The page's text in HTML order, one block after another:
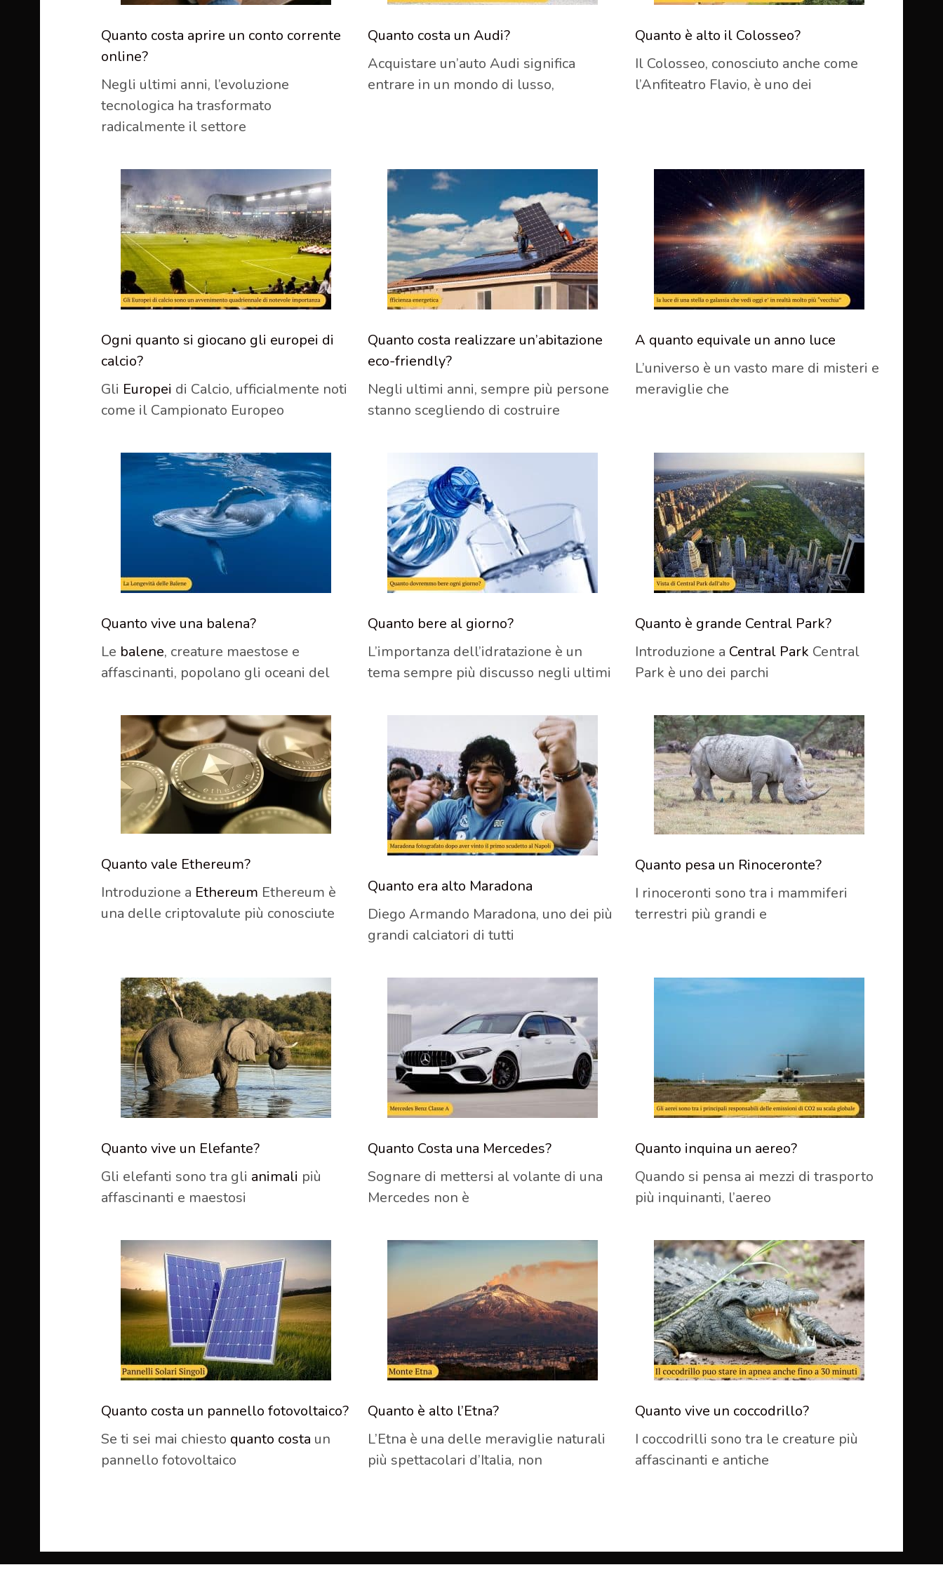
Quanto costa aprire un conto corrente
online?
Negli ultimi anni, l’evoluzione
tecnologica ha trasformato
radicalmente il settore
Quanto costa un Audi?
Acquistare un’auto Audi significa
entrare in un mondo di lusso,
Quanto è alto il Colosseo?
Il Colosseo, conosciuto anche come
l’Anfiteatro Flavio, è uno dei
Ogni quanto si giocano gli europei di
calcio?
Gli Europei di Calcio, ufficialmente noti
come il Campionato Europeo
Quanto costa realizzare un’abitazione
eco-friendly?
Negli ultimi anni, sempre più persone
stanno scegliendo di costruire
A quanto equivale un anno luce
L’universo è un vasto mare di misteri e
meraviglie che
Quanto vive una balena?
Le balene, creature maestose e
affascinanti, popolano gli oceani del
Quanto bere al giorno?
L’importanza dell’idratazione è un
tema sempre più discusso negli ultimi
Quanto è grande Central Park?
Introduzione a Central Park Central
Park è uno dei parchi
Quanto vale Ethereum?
Introduzione a Ethereum Ethereum è
una delle criptovalute più conosciute
Quanto era alto Maradona
Diego Armando Maradona, uno dei più
grandi calciatori di tutti
Quanto pesa un Rinoceronte?
I rinoceronti sono tra i mammiferi
terrestri più grandi e
Quanto vive un Elefante?
Gli elefanti sono tra gli animali più
affascinanti e maestosi
Quanto Costa una Mercedes?
Sognare di mettersi al volante di una
Mercedes non è
Quanto inquina un aereo?
Quando si pensa ai mezzi di trasporto
più inquinanti, l’aereo
Quanto costa un pannello fotovoltaico?
Se ti sei mai chiesto quanto costa un
pannello fotovoltaico
Quanto è alto l’Etna?
L’Etna è una delle meraviglie naturali
più spettacolari d’Italia, non
Quanto vive un coccodrillo?
I coccodrilli sono tra le creature più
affascinanti e antiche